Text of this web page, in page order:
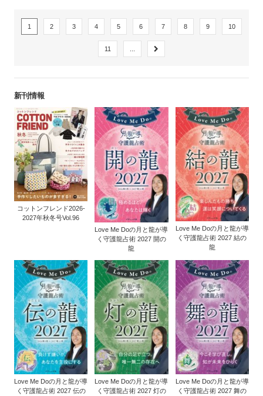
1 2 3 4 5 6 7 8 9 10
11
新刊情報
コットンフレンド2026-
2027年秋冬号Vol.96
Love Me Doの月と龍が導
く守護龍占術 2027 開の
龍
Love Me Doの月と龍が導
く守護龍占術 2027 結の
龍
Love Me Doの月と龍が導
く守護龍占術 2027 伝の
Love Me Doの月と龍が導
く守護龍占術 2027 灯の
Love Me Doの月と龍が導
く守護龍占術 2027 舞の